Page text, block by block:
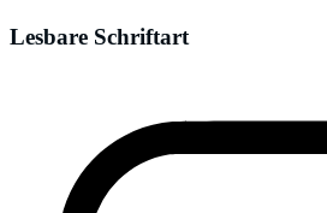
Lesbare Schriftart